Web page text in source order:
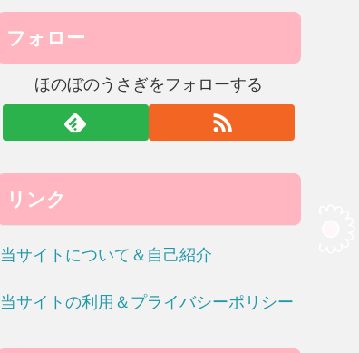
フォロー
ほのぼのうさぎをフォローする
リンク
当サイトについて＆自己紹介
当サイトの利用＆プライバシーポリシー